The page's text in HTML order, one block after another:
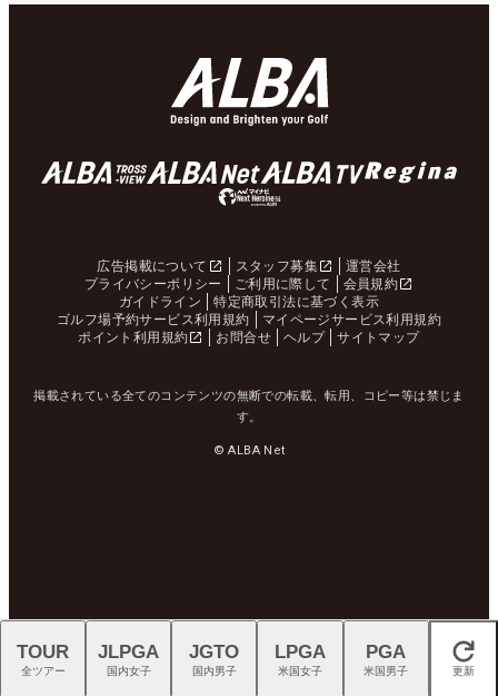
広告掲載について スタッフ募集
運営会社
プライバシーポリシー
ご利用に際して
会員規約
ガイドライン
特定商取引法に基づく表示
ゴルフ場予約サービス利用規約
マイページサービス利用規約
ポイント利用規約
お問合せ ヘルプ サイトマップ
掲載されている全てのコンテンツの無断での転載、転用、コピー等は禁じま
す。
© ALBA Net
閉じる
TOUR
全ツアー
JLPGA
国内女子
JGTO
国内男子
LPGA
米国女子
PGA
米国男子 更新